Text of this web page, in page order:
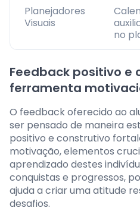
Planejadores
Visuais
no
Feedback positivo e
ferramenta
O feedback oferecido ao
ser pensado de maneira
positivo e construtivo
motivação, elementos
aprendizado destes
conquistas e progressos,
ajuda a criar uma atitude
desafios.